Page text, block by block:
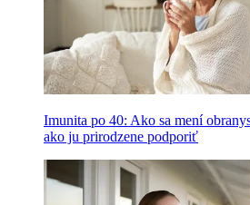
Imunita po 40: Ako sa mení
ako ju prirodzene podporiť